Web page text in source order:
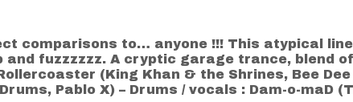
comparisons to… anyone !!! This atypical
fuzzzzzz. A cryptic garage trance, blend
(King Khan & the Shrines, Bee
Pablo X) – Drums / vocals : Dam-o-maD